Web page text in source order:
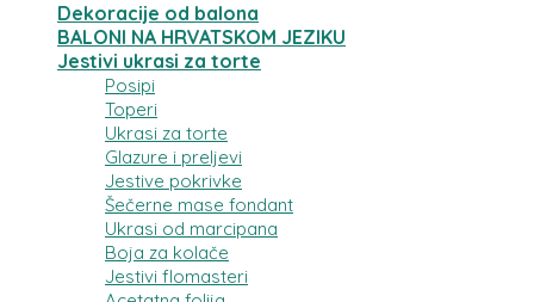
Dekoracije od balona
BALONI NA HRVATSKOM JEZIKU
Jestivi ukrasi za torte
Posipi
Toperi
Ukrasi za torte
Glazure i preljevi
Jestive pokrivke
Šečerne mase fondant
Ukrasi od marcipana
Boja za kolače
Jestivi flomasteri